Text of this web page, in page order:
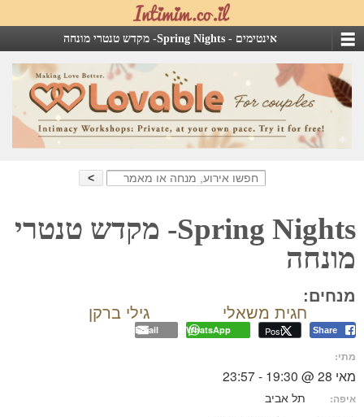
אינטימים -Spring Nights- מקדש טנטרי מונחה
Search
Spring Nights- מקדש טנטרי
מונחה
מנחים:
חגית משאלי
גילי ברקן
Share
Post
WhatsApp
Email
מתי:
מאי 28 @ 19:30 - 23:57
איפה: תל אביב